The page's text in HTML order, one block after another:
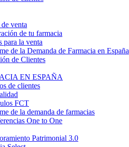
venta
de tu farmacia
para la venta
de la Demanda de Farmacia en España
de Clientes
EN ESPAÑA
de clientes
FCT
de la demanda de farmacias
One to One
Patrimonial 3.0